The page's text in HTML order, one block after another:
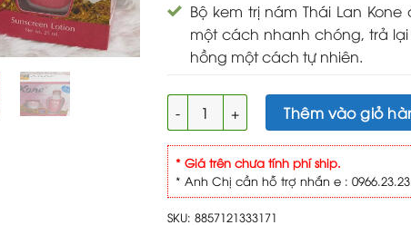
Bộ kem trị nám Thái Lan
một cách nhanh chóng, trả
hồng một cách tự nhiên.
Koné Kem nám thái số lượng
Thêm vào giỏ
* Giá trên chưa tính phí ship.
* Anh Chị cần hỗ trợ nhắn e :
SKU: 8857121333171